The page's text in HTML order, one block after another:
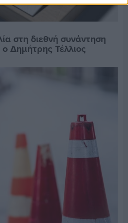
στη διεθνή συνάντηση
Δημήτρης Τέλλιος